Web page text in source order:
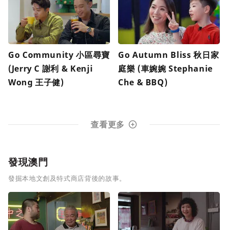
Go Community 小區尋寶
(Jerry C 謝利 & Kenji
Wong 王子健)
Go Autumn Bliss 秋日家
庭樂 (車婉婉 Stephanie
Che & BBQ)
查看更多
發現澳門
發掘本地文創及特式商店背後的故事。